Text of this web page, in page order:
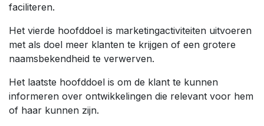
faciliteren.
Het vierde hoofddoel is marketingactiviteiten uitvoeren
met als doel meer klanten te krijgen of een grotere
naamsbekendheid te verwerven.
Het laatste hoofddoel is om de klant te kunnen
informeren over ontwikkelingen die relevant voor hem
of haar kunnen zijn.